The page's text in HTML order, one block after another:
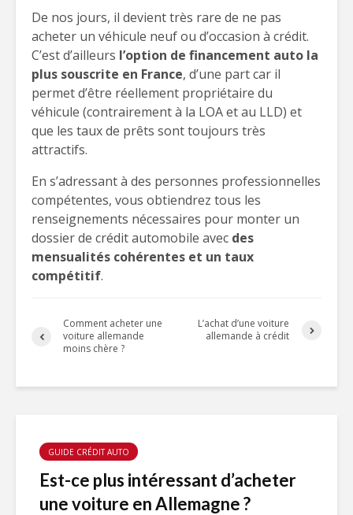
De nos jours, il devient très rare de ne pas
acheter un véhicule neuf ou d’occasion à crédit.
C’est d’ailleurs l’option de financement auto la
plus souscrite en France, d’une part car il
permet d’être réellement propriétaire du
véhicule (contrairement à la LOA et au LLD) et
que les taux de prêts sont toujours très
attractifs.
En s’adressant à des personnes professionnelles
compétentes, vous obtiendrez tous les
renseignements nécessaires pour monter un
dossier de crédit automobile avec des
mensualités cohérentes et un taux
compétitif.
Comment acheter une
voiture allemande
moins chère ?
L’achat d’une voiture
allemande à crédit
GUIDE CRÉDIT AUTO
Est-ce plus intéressant d’acheter
une voiture en Allemagne ?